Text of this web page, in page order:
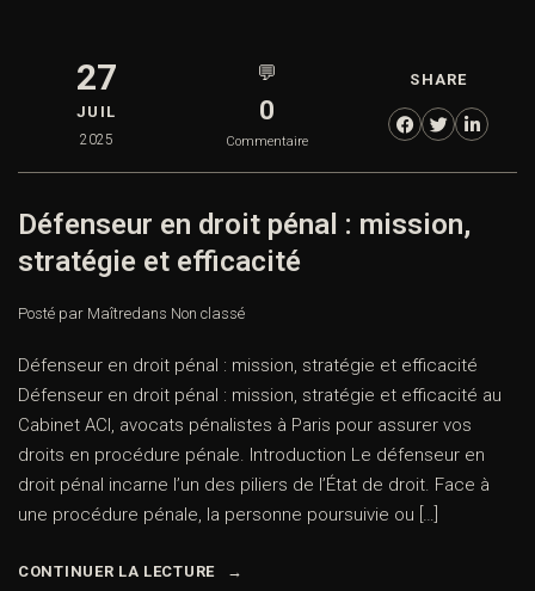
27
JUIL
2025
💬
0
Commentaire
SHARE
Défenseur en droit pénal : mission,
stratégie et efficacité
Posté par Maîtredans Non classé
Défenseur en droit pénal : mission, stratégie et efficacité
Défenseur en droit pénal : mission, stratégie et efficacité au
Cabinet ACI, avocats pénalistes à Paris pour assurer vos
droits en procédure pénale. Introduction Le défenseur en
droit pénal incarne l’un des piliers de l’État de droit. Face à
une procédure pénale, la personne poursuivie ou […]
CONTINUER LA LECTURE